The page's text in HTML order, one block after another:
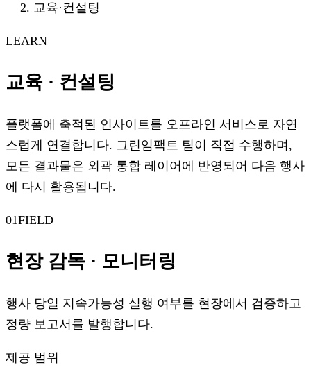
교육·컨설팅
LEARN
교육 · 컨설팅
플랫폼에 축적된 인사이트를 오프라인 서비스로 자연
스럽게 연결합니다. 그린임팩트 팀이 직접 수행하며,
모든 결과물은 외곽 통합 레이어에 반영되어 다음 행사
에 다시 활용됩니다.
01FIELD
현장 감독 · 모니터링
행사 당일 지속가능성 실행 여부를 현장에서 검증하고
정량 보고서를 발행합니다.
제공 범위